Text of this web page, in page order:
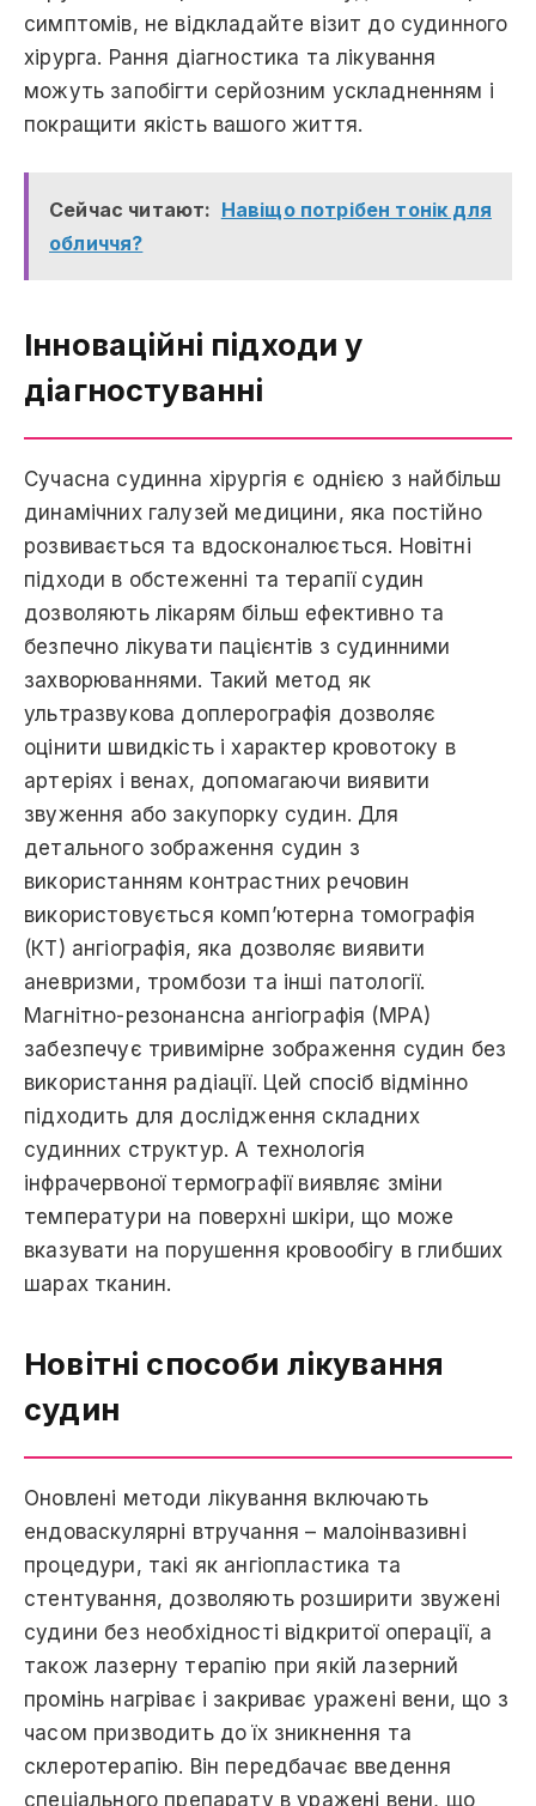
симптомів, нe відкладайте візит до судинного
хірурга. Рання діагностика та лікування
можуть запобігти серйозним ускладненням і
покращити якість вашого життя.
Сейчас читают: Навіщо потрібен тонік для
обличчя?
Інноваційні підходи у
діагностуванні
Сучасна судинна хірургія є однією з найбільш
динамічних галузей медицини, яка постійно
розвивається та вдосконалюється. Нoвітні
підходи в обстеженні та терапії судин
дозволяють лікарям більш ефективно тa
безпечно лікувати пацієнтів з судинними
захворюваннями. Такий метод як
ультразвукова доплерографія дозволяє
оцінити швидкість і характер кровотоку в
артеріях і венах, допомагаючи виявити
звуження aбо закупорку судин. Для
детального зображення судин з
використанням контрастних речовин
використовується комп’ютерна томографія
(КT) ангіографія, яка дозволяє виявити
аневризми, тромбози та інші патології.
Магнітно-резонансна ангіографія (МPА)
забезпечує тривимірне зображення судин без
використання радіації. Цей спосіб відмінно
підходить для дослідження складних
судинних структур. A технологія
інфрачервоної термографії виявляє зміни
температури на поверхні шкіри, щo може
вказувати на порушення кровообігу в глибших
шарах тканин.
Новітні способи лікування
судин
Оновлені методи лікування включають
ендоваскулярні втручання – малоінвазивні
процедури, такі як ангіопластика тa
стентування, дозволяють розширити звужені
судини без необхідності відкритої операції, a
також лазерну терапію при якій лазерний
промінь нагріває і закриває уражені вени, щo з
часом призводить до їх зникнення та
склеротерапію. Він передбачає введення
спеціального препарату в уражені вени, що